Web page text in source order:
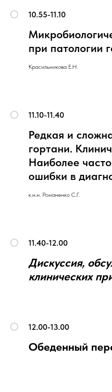
10.55-11.10
при патологии
Красильникова Е.Н.
11.10-11.40
Редкая и
гортани.
Наиболее
ошибки в
к.м.н. Романенко С.Г.
11.40-12.00
Дискуссия,
клинических
12.00-13.00
Обеденный